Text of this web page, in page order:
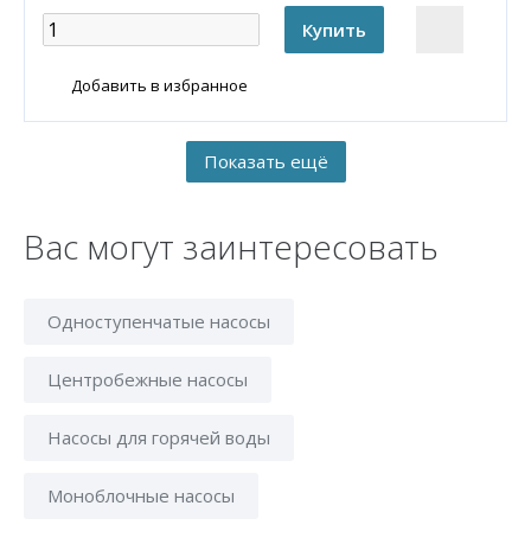
Добавить в избранное
Вас могут заинтересовать
Одноступенчатые насосы
Центробежные насосы
Насосы для горячей воды
Моноблочные насосы